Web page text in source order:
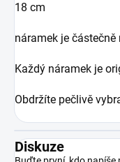
18 cm
náramek je
Každý náramek je
Obdržíte pečlivě
Diskuze